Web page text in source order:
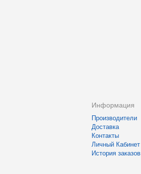
Информация
Производители
Доставка
Контакты
Личный Кабинет
История заказов